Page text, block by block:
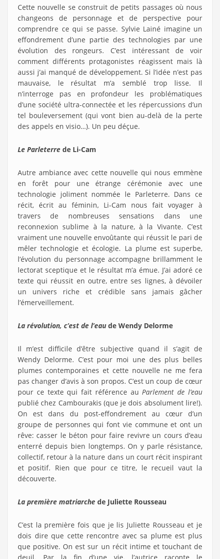
Cette nouvelle se construit de petits passages où nous
changeons de personnage et de perspective pour
comprendre ce qui se passe. Sylvie Lainé imagine un
effondrement d’une partie des technologies par une
évolution des rongeurs. C’est intéressant de voir
comment différents protagonistes réagissent mais là
aussi j’ai manqué de développement. Si l’idée n’est pas
mauvaise, le résultat m’a semblé trop lisse. Il
n’interroge pas en profondeur les problématiques
d’une société ultra-connectée et les répercussions d’un
tel bouleversement (qui vont bien au-delà de la perte
des appels en visio…). Un peu déçue.
Le Parleterre de Li-Cam
Autre ambiance avec cette nouvelle qui nous emmène
en forêt pour une étrange cérémonie avec une
technologie joliment nommée le Parleterre. Dans ce
récit, écrit au féminin, Li-Cam nous fait voyager à
travers de nombreuses sensations dans une
reconnexion sublime à la nature, à la Vivante. C’est
vraiment une nouvelle envoûtante qui réussit le pari de
mêler technologie et écologie. La plume est superbe,
l’évolution du personnage accompagne brillamment le
lectorat sceptique et le résultat m’a émue. J’ai adoré ce
texte qui réussit en outre, entre ses lignes, à dévoiler
un univers riche et crédible sans jamais gâcher
l’émerveillement.
La révolution, c’est de l’eau de Wendy Delorme
Il m’est difficile d’être subjective quand il s’agit de
Wendy Delorme. C’est pour moi une des plus belles
plumes contemporaines et cette nouvelle ne me fera
pas changer d’avis à son propos. C’est un coup de cœur
pour ce texte qui fait référence auParlement de l’eau
publié chez Cambourakis (que je dois absolument lire!).
On est dans du post-effondrement au cœur d’un
groupe de personnes qui font vie commune et ont un
rêve: casser le béton pour faire revivre un cours d’eau
enterré depuis bien longtemps. On y parle résistance,
collectif, retour à la nature dans un court récit inspirant
et positif. Rien que pour ce titre, le recueil vaut la
découverte.
La première matriarche de Juliette Rousseau
C’est la première fois que je lis Juliette Rousseau et je
dois dire que cette rencontre avec sa plume est plus
que positive. On est sur un récit intime et touchant de